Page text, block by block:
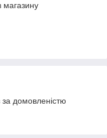
магазину
домовленістю